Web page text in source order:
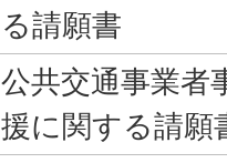
る請願書
公共交通事業者
援に関する請願